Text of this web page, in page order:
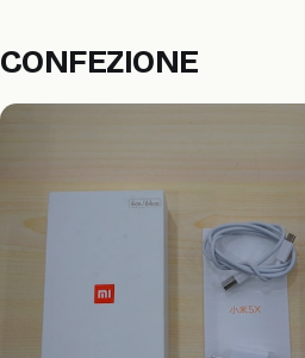
CONFEZIONE